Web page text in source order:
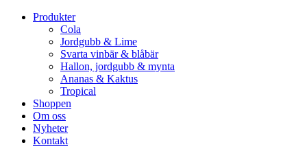
Produkter
Cola
Jordgubb & Lime
Svarta vinbär & blåbär
Hallon, jordgubb & mynta
Ananas & Kaktus
Tropical
Shoppen
Om oss
Nyheter
Kontakt